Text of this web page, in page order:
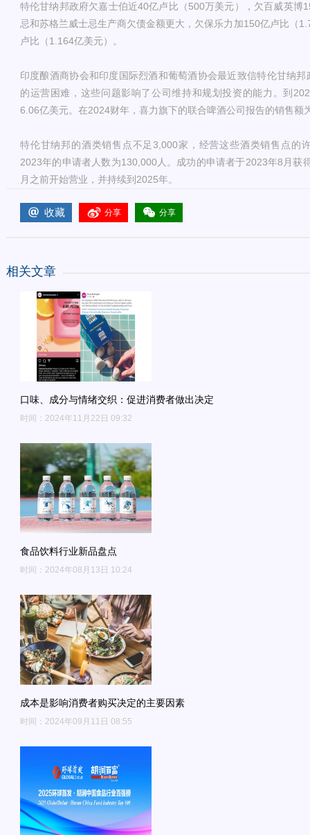
特伦甘纳邦政府欠嘉士伯近40亿卢比（500万美元），欠百威英博
忌和苏格兰威士忌生产商欠债金额更大，欠保乐力加150亿卢比（
卢比（1.164亿美元）。
印度酿酒商协会和印度国际烈酒和葡萄酒协会最近致信特伦甘纳
的运营困难，这些问题影响了公司维持和规划投资的能力。到
6.06亿美元。在2024财年，喜力旗下的联合啤酒公司报告的销售额
特伦甘纳邦的酒类销售点不足3,000家，经营这些酒类销售点的
2023年的申请者人数为130,000人。成功的申请者于2023年8月获
月之前开始营业，并持续到2025年。
收藏 分享 分享
相关文章
口味、成分与情绪交织：促进消费者做出决定
时间：2024年11月22日 09:32
食品饮料行业新品盘点
时间：2024年08月13日 10:24
成本是影响消费者购买决定的主要因素
时间：2024年09月11日 08:55